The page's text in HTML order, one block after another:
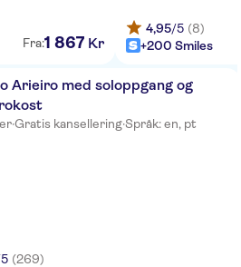
Joao
Hotel
Hotel &
Garden
Fra:1 867 Kr
4,95/5 (8)
+200 Smiles
Arieiro med soloppgang og
·Gratis kansellering·Språk: en, pt
(269)